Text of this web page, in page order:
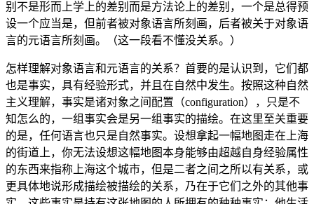
别不是形而上学上的差别而是方法论上的差别，一个是总得预
设一个应当是，但前者被对象语言所刻画，后者被关于对象语
言的元语言所刻画。（这一段看不懂没关系。）
怎样理解对象语言和元语言的关系？首要的是认识到，它们都
也是事实，具有经验形式，并且在自然中发生。按照这种自然
主义理解，事实是诸对象之间配置（configuration），只是不
知怎么的，一组事实会是另一组事实的描绘。在这里至关重要
的是，任何语言也只是自然事实。设想拿起一幅地图走在上海
的街道上，你无法设想这幅地图本身能够由超越自身经验属性
的东西来指称上海这个城市，但是二者之间之所以有关系，或
更具体地说形成描绘被描绘的关系，乃在于它们之外的其他事